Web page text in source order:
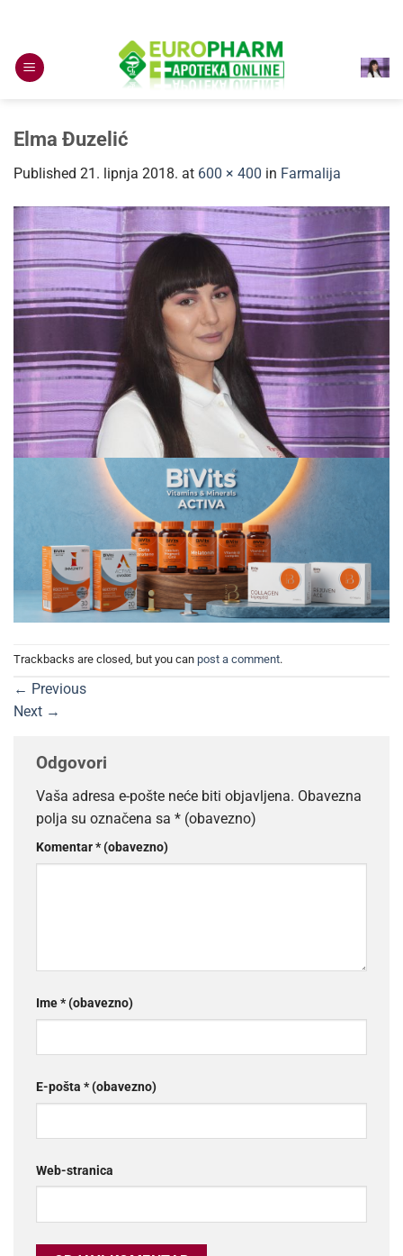
content
Elma Đuzelić
Published 21. lipnja 2018. at 600 × 400 in Farmalija
Trackbacks are closed, but you can post a comment.
← Previous
Next →
Odgovori
Vaša adresa e-pošte neće biti objavljena. Obavezna
polja su označena sa * (obavezno)
Komentar* (obavezno)
Ime* (obavezno)
E-pošta * (obavezno)
Web-stranica